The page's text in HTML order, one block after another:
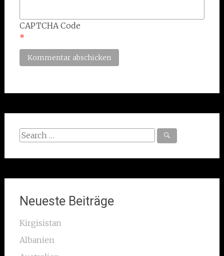
CAPTCHA Code
*
Search
Neueste Beiträge
Kirgisistan
Albanien